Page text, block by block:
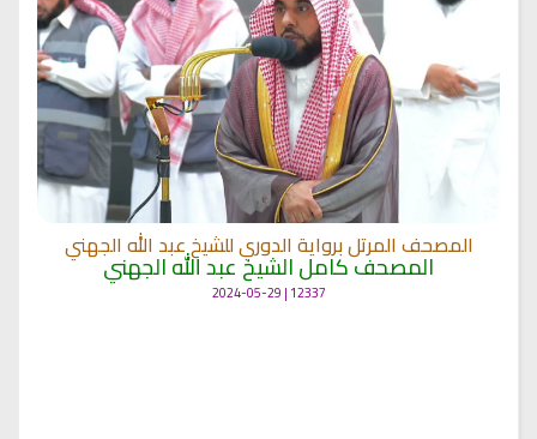
المصحف المرتل برواية الدوري للشيخ عبد الله الجهني
المصحف كامل الشيخ عبد الله الجهني
12337 | 2024-05-29